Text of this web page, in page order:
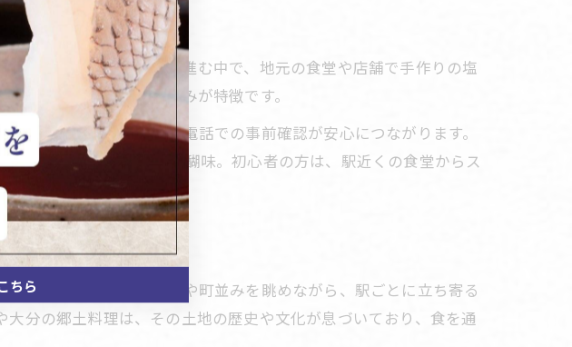
り豊かに演出
楽しみ方
線グルメの魅力
辛の楽しみ方
のおすすめ体験
い味わい方
の楽しみ方提案
しよう
ルメ堪能術
と海鮮の逸品
メ旅のすすめ
ら阿蘇、大分方面へと進む中で、地元の食堂や店舗で手作りの塩
しか味わえない深い旨みが特徴です。
店舗ではネット予約や電話での事前確認が安心につながります。
を計画するのも旅の醍醐味。初心者の方は、駅近くの食堂からス
。車窓から広がる自然や町並みを眺めながら、駅ごとに立ち寄る
分の郷土料理は、その土地の歴史や文化が息づいており、食を通
ちら
ちら